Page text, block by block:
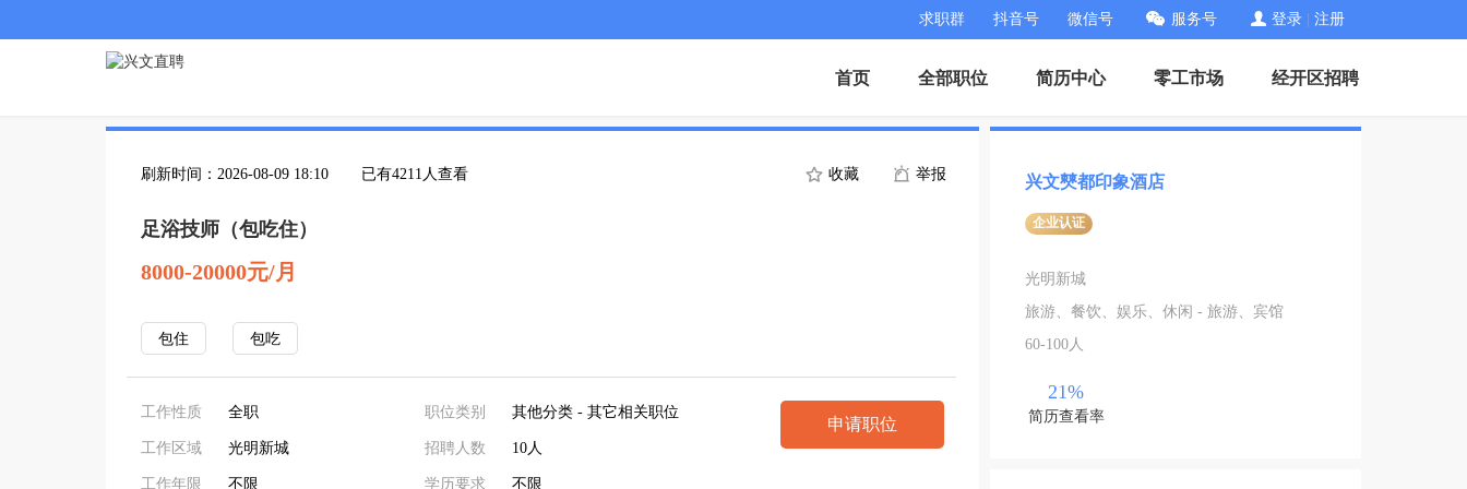
求职群 抖音号 微信号 服务号 登录 注册
首页 全部职位 简历中心 零工市场 经开区招聘
刷新时间：2026-08-09 18:10 已有4211人查看 收藏 举报
足浴技师（包吃住）
8000-20000元/月
包住 包吃
工作性质 全职
工作区域 光明新城
工作年限 不限
职位类别 其他分类 - 其它相关职位
招聘人数 10人
学历要求 不限
申请职位
兴文僰都印象酒店
企业认证
光明新城
旅游、餐饮、娱乐、休闲 - 旅游、宾馆
60-100人
21%
简历查看率